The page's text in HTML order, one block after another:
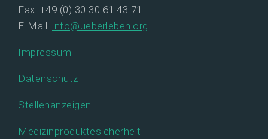
Fax: +49 (0) 30 30 61 43 71
E-Mail: info@ueberleben.org
Impressum
Datenschutz
Stellenanzeigen
Medizinproduktesicherheit